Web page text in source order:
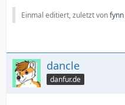
Einmal editiert, zuletzt vonfynn
dancle
danfur.de